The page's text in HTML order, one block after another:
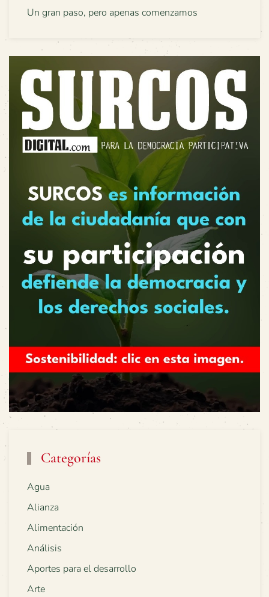
Un gran paso, pero apenas comenzamos
Categorías
Agua
Alianza
Alimentación
Análisis
Aportes para el desarrollo
Arte